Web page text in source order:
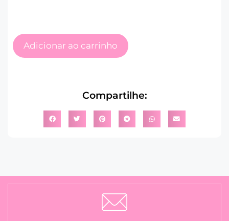
Adicionar ao carrinho
Compartilhe: